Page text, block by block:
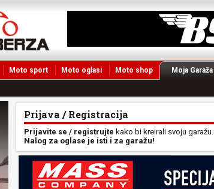
Moto sport Moto oglasi Moto shop Moja Garaža
Prijava / Registracija
Prijavite se / registrujte kako bi kreirali svoju garažu.
Nalog za oglase je isti i za garažu!